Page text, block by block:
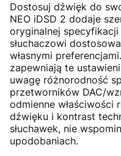
Dostosuj dźwięk do
NEO iDSD 2 dodaje
oryginalnej specyfikacji
słuchaczowi
własnymi
zapewniają te
uwagę różnorodność
przetworników DAC/
odmienne właściwości
dźwięku i kontrast
słuchawek, nie
upodobaniach.